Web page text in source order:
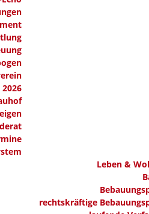
Leben &
rechtskräftige